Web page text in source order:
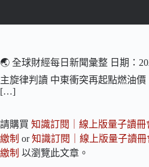
🌏 全球財經每日新聞彙整 日期：
主旋律判讀 中東衝突再起點燃油
[…]
請購買 知識訂閱｜線上版量子讀冊
繳制 or知識訂閱｜線上版量子讀
繳制 以瀏覽此文章。